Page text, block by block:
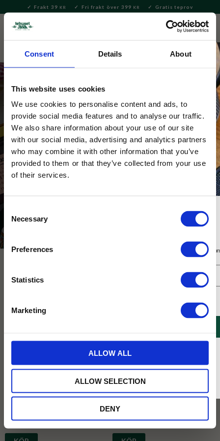
Consent Details About
This website uses cookies
We use cookies to personalise content and ads, to
provide social media features and to analyse our traffic.
We also share information about your use of our site
with our social media, advertising and analytics partners
who may combine it with other information that you’ve
provided to them or that they’ve collected from your use
of their services.
Selection
Necessary
Preferences
Statistics
Marketing
ALLOW ALL
ALLOW SELECTION
DENY
Meny
Frakt 39 KR Fri frakt över 399 KR Gratis teprov
Presenter under 100kr
Vi slår in dina presenter utan kostnad! Lägg till
"presentinslagning"  i kassan.
Hallontryfflar 100g
Våra chokladtryfflar med hallon. Mjuka
Perfekt kombination mellan kraftig
NYHET
Marmeladkonfekt 150g
Upptäck vår egna marmeladgodis!
med socker. Kommer förpackade i en
75
Få 10% rabatt på ditt första köp på nätet och ta del av erbjudanden året
* Rabatten gäller endast online på Tehusetjava.se. Rabatten fungerar endast på